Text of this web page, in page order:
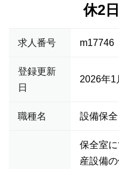
休2
求人番号 m17746
登録更新
日
2026年1
職種名 設備保全
保全室
産設備